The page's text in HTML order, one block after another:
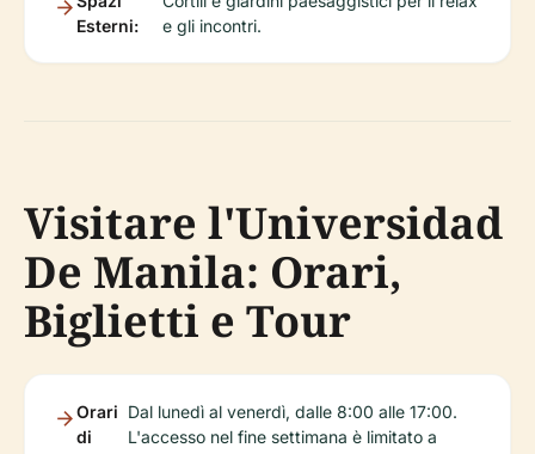
Esterni:
e gli incontri.
Visitare l'Universidad
De Manila: Orari,
Biglietti e Tour
Orari
di
Dal lunedì al venerdì, dalle 8:00 alle 17:00.
L'accesso nel fine settimana è limitato a